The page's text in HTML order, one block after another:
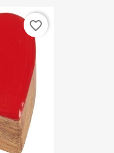
favorite_border